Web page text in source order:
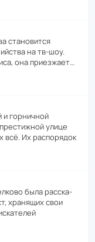
стано­вится
на тв-шоу.
она приезжает…
горни­чной
улице
всё. Их распо­рядок
была расска­
хранящих свои